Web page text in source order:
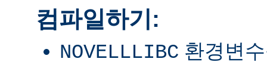
컴파일하기:
NOVELLLIBC 환경변